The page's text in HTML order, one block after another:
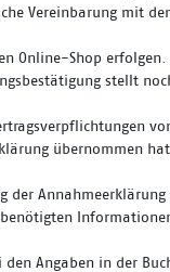
Vereinbarung mit
Online-Shop
stellt
übernommen
der
den Angaben in der